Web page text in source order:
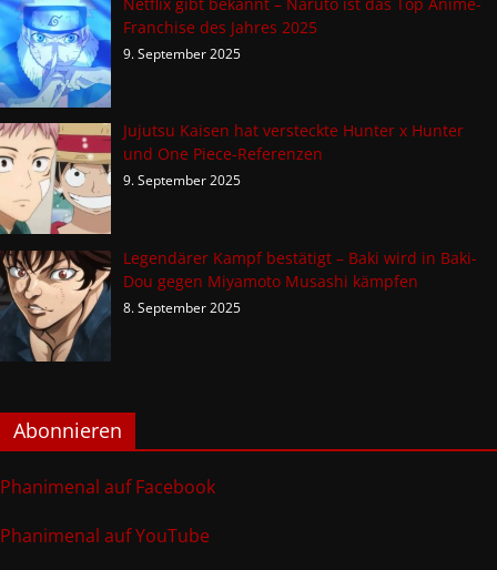
Franchise des Jahres 2025
9. September 2025
Jujutsu Kaisen hat versteckte Hunter x Hunter
und One Piece-Referenzen
9. September 2025
Legendärer Kampf bestätigt – Baki wird in Baki-
Dou gegen Miyamoto Musashi kämpfen
8. September 2025
Abonnieren
Phanimenal auf Facebook
Phanimenal auf YouTube